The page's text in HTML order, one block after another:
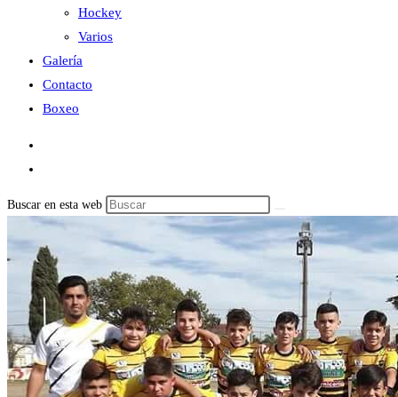
Hockey
Varios
Galería
Contacto
Boxeo
Buscar en esta web